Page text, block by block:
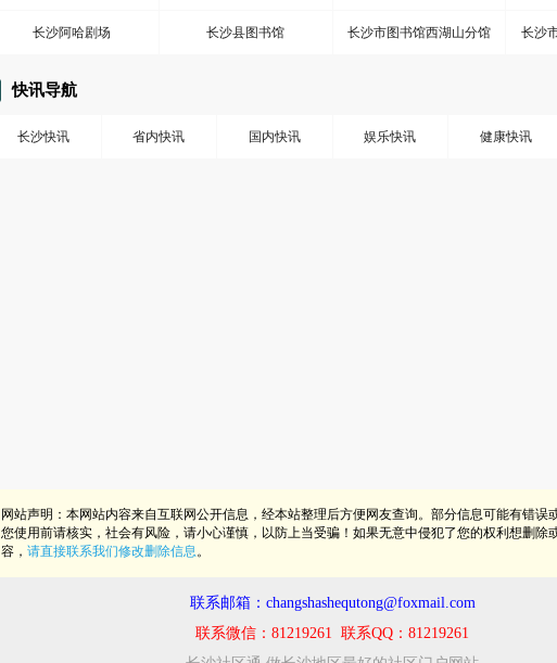
长沙
长沙市图书馆西湖山分馆
长沙县图书馆
长沙阿哈剧场
快讯导航
健康快讯
娱乐快讯
国内快讯
省内快讯
长沙快讯
网站声明：本网站内容来自互联网公开信息，经本站整理后方便网友查询。部分信息可能有错误
您使用前请核实，社会有风险，请小心谨慎，以防上当受骗！如果无意中侵犯了您的权利想删除
容， 请直接联系我们修改删除信息。
联系邮箱：changshashequtong@foxmail.com
联系微信：81219261 联系QQ：81219261